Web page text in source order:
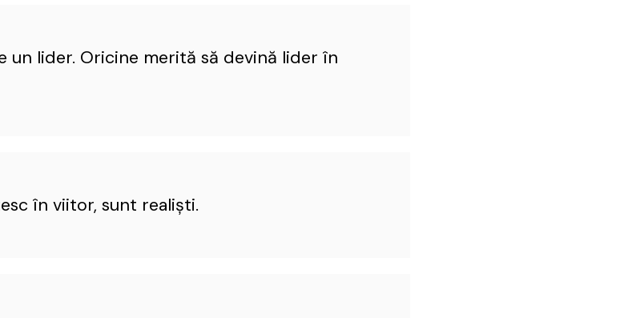
un lider. Oricine merită să devină lider în
în viitor, sunt realişti.